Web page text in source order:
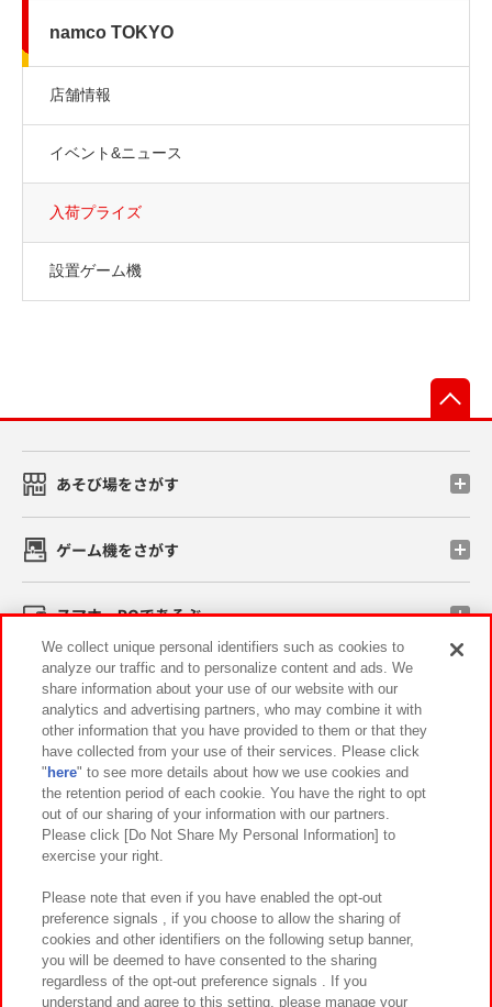
namco TOKYO
店舗情報
イベント&ニュース
入荷プライズ
設置ゲーム機
あそび場をさがす
ゲーム機をさがす
スマホ・PCであそぶ
イベント・キャンペーン
関連会社 サステナビリティ サイトポリシー
プライバシーポリシー ウェブアクセシビリティ方針と検証結果
お取引先さまとともに
カスタマーハラスメント対応方針 よくあるご質問・お問い合わせ
We collect unique personal identifiers such as cookies to
analyze our traffic and to personalize content and ads. We
share information about your use of our website with our
analytics and advertising partners, who may combine it with
other information that you have provided to them or that they
have collected from your use of their services. Please click
" here" to see more details about how we use cookies and
the retention period of each cookie. You have the right to opt
out of our sharing of your information with our partners.
Please click [Do Not Share My Personal Information] to
exercise your right.
Please note that even if you have enabled the opt-out
preference signals , if you choose to allow the sharing of
cookies and other identifiers on the following setup banner,
you will be deemed to have consented to the sharing
regardless of the opt-out preference signals . If you
understand and agree to this setting, please manage your